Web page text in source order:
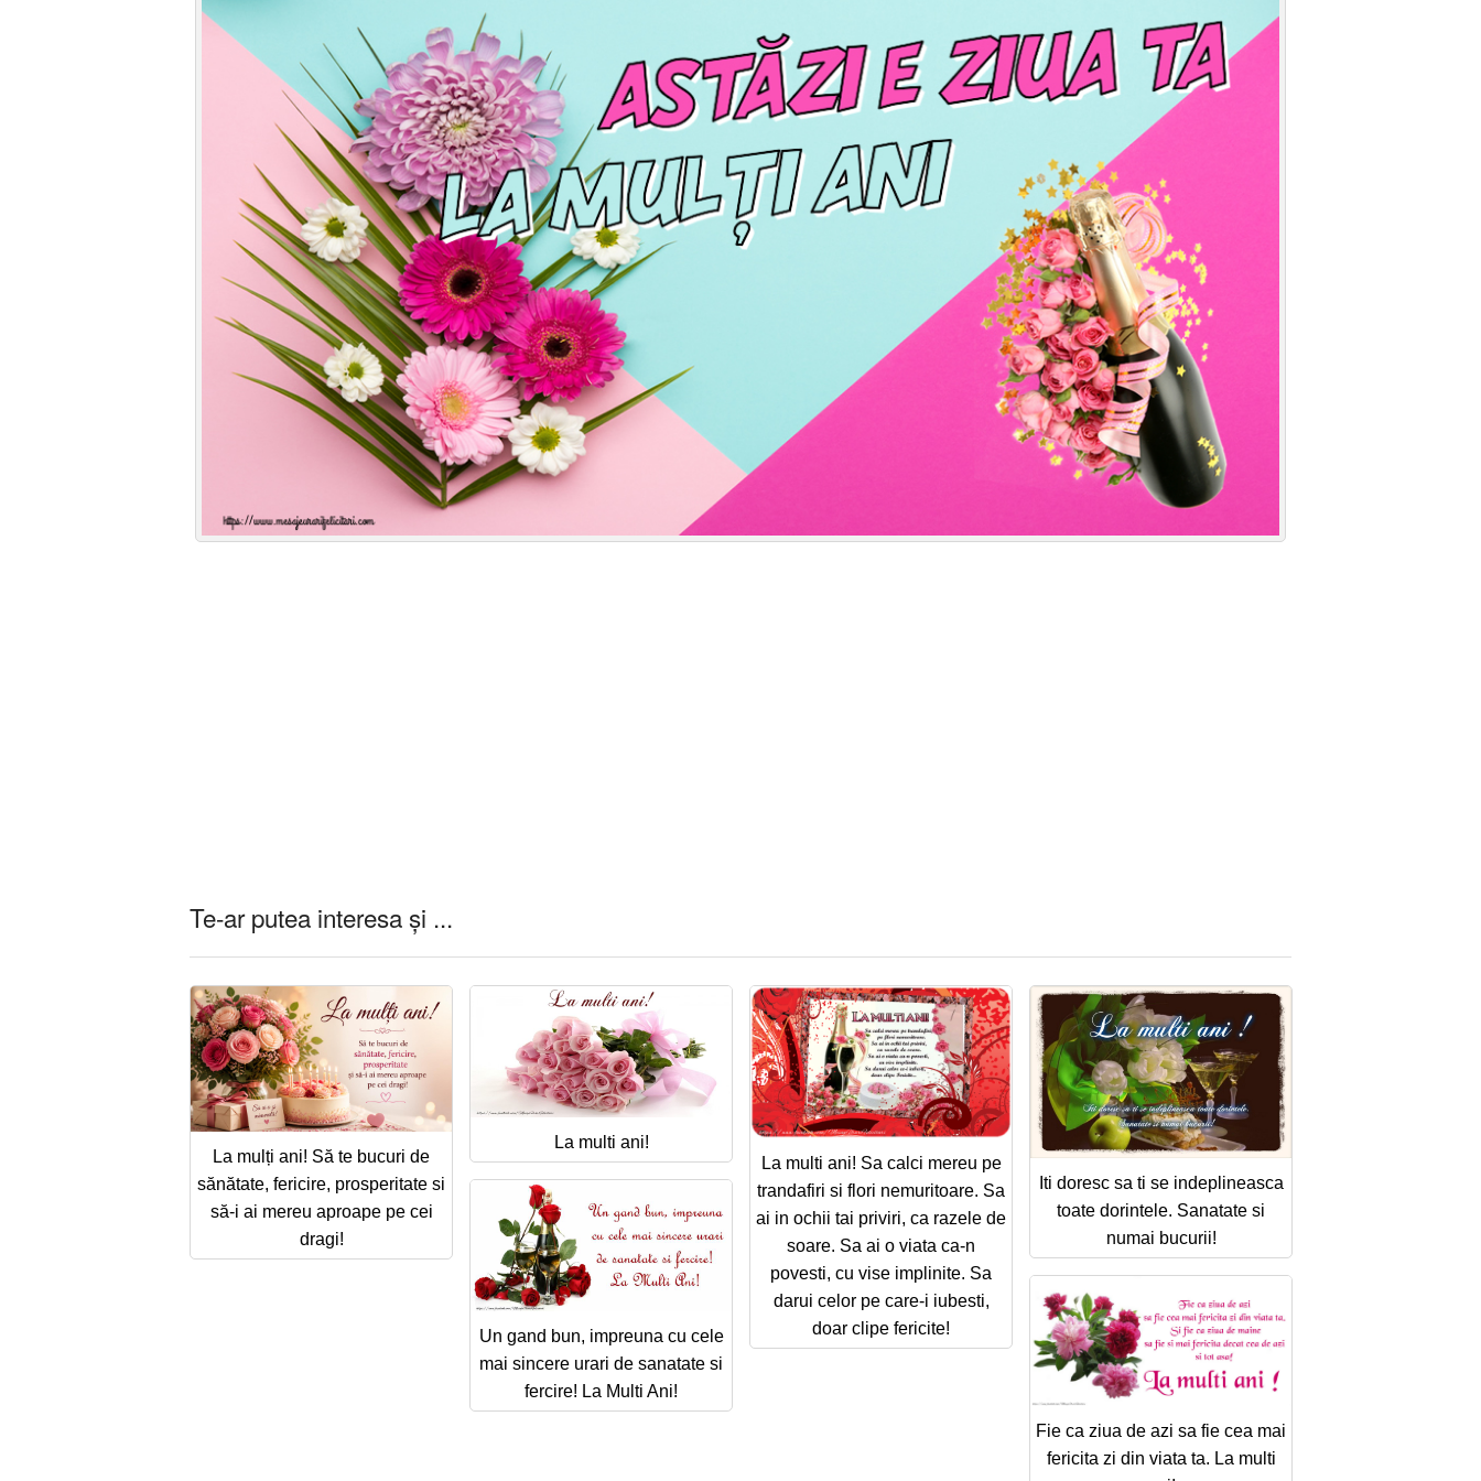
Te-ar putea interesa și ...
La mulți ani! Să te bucuri de
sănătate, fericire, prosperitate si
să-i ai mereu aproape pe cei
dragi!
La multi ani!
La multi ani! Sa calci mereu pe
trandafiri si flori nemuritoare. Sa
ai in ochii tai priviri, ca razele de
soare. Sa ai o viata ca-n
povesti, cu vise implinite. Sa
darui celor pe care-i iubesti,
doar clipe fericite!
Iti doresc sa ti se indeplineasca
toate dorintele. Sanatate si
numai bucurii!
Un gand bun, impreuna cu cele
mai sincere urari de sanatate si
fercire! La Multi Ani!
Fie ca ziua de azi sa fie cea mai
fericita zi din viata ta. La multi